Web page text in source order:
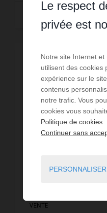
VISITE VIRTUELLE
VENTE
Le respect
privée est
Notre site Internet et
utilisent des cookies
expérience sur le
contenus
notre trafic. Vous
cookies vous
Politique de cookies
Continuer sans
PERSONNALISER